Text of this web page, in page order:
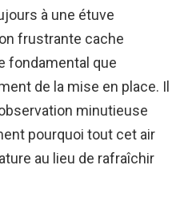
à une étuve
frustrante cache
fondamental que
de la mise en place. Il
minutieuse
pourquoi tout cet air
au lieu de rafraîchir